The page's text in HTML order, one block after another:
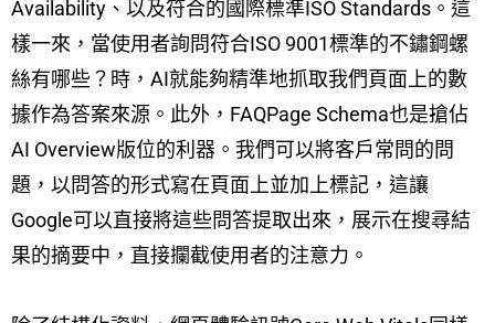
Availability、以及符合的國際標準ISO Standards。這
樣一來，當使用者詢問符合ISO 9001標準的不鏽鋼螺
絲有哪些？時，AI就能夠精準地抓取我們頁面上的數
據作為答案來源。此外，FAQPage Schema也是搶佔
AI Overview版位的利器。我們可以將客戶常問的問
題，以問答的形式寫在頁面上並加上標記，這讓
Google可以直接將這些問答提取出來，展示在搜尋結
果的摘要中，直接攔截使用者的注意力。